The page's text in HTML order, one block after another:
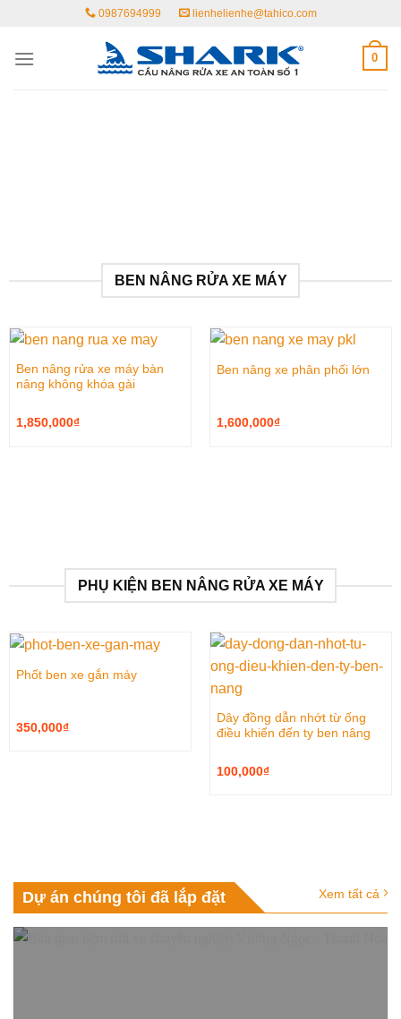
content
0987694999 lienhelienhe@tahico.com
0
BEN NÂNG RỬA XE MÁY
Ben nâng rửa xe máy bàn
nâng không khóa gài
1,850,000₫
Ben nâng xe phân phối lớn
1,600,000₫
PHỤ KIỆN BEN NÂNG RỬA XE MÁY
Phốt ben xe gắn máy
350,000₫
Dây đồng dẫn nhớt từ ống
điều khiển đến ty ben nâng
100,000₫
Dự án chúng tôi đã lắp đặt Xem tất cả